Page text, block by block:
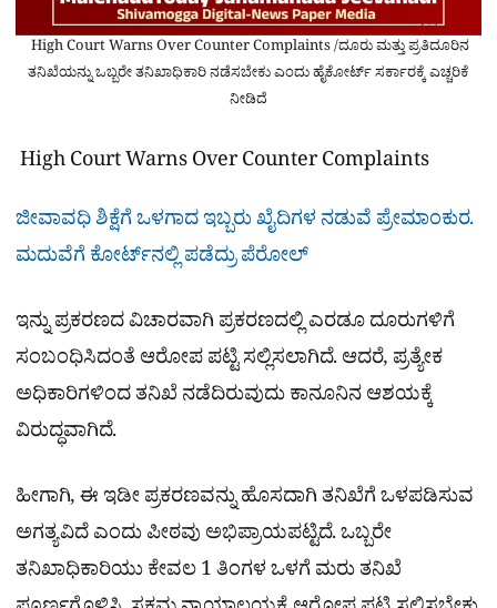
High Court Warns Over Counter Complaints /ದೂರು ಮತ್ತು ಪ್ರತಿದೂರಿನ
ತನಿಖೆಯನ್ನು ಒಬ್ಬರೇ ತನಿಖಾಧಿಕಾರಿ ನಡೆಸಬೇಕು ಎಂದು ಹೈಕೋರ್ಟ್ ಸರ್ಕಾರಕ್ಕೆ ಎಚ್ಚರಿಕೆ
ನೀಡಿದೆ
High Court Warns Over Counter Complaints
ಜೀವಾವಧಿ ಶಿಕ್ಷೆಗೆ ಒಳಗಾದ ಇಬ್ಬರು ಖೈದಿಗಳ ನಡುವೆ ಪ್ರೇಮಾಂಕುರ.
ಮದುವೆಗೆ ಕೋರ್ಟ್​ನಲ್ಲಿ ಪಡೆದ್ರು ಪೆರೋಲ್
ಇನ್ನು ಪ್ರಕರಣದ ವಿಚಾರವಾಗಿ ಪ್ರಕರಣದಲ್ಲಿ ಎರಡೂ ದೂರುಗಳಿಗೆ
ಸಂಬಂಧಿಸಿದಂತೆ ಆರೋಪ ಪಟ್ಟಿ ಸಲ್ಲಿಸಲಾಗಿದೆ. ಆದರೆ, ಪ್ರತ್ಯೇಕ
ಅಧಿಕಾರಿಗಳಿಂದ ತನಿಖೆ ನಡೆದಿರುವುದು ಕಾನೂನಿನ ಆಶಯಕ್ಕೆ
ವಿರುದ್ಧವಾಗಿದೆ.
ಹೀಗಾಗಿ, ಈ ಇಡೀ ಪ್ರಕರಣವನ್ನು ಹೊಸದಾಗಿ ತನಿಖೆಗೆ ಒಳಪಡಿಸುವ
ಅಗತ್ಯವಿದೆ ಎಂದು ಪೀಠವು ಅಭಿಪ್ರಾಯಪಟ್ಟಿದೆ. ಒಬ್ಬರೇ
ತನಿಖಾಧಿಕಾರಿಯು ಕೇವಲ 1 ತಿಂಗಳ ಒಳಗೆ ಮರು ತನಿಖೆ